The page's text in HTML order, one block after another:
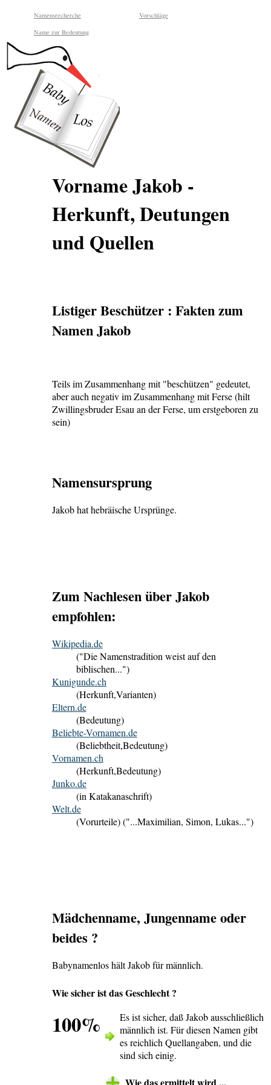
Namensrecherche Vorschläge
Name zur Bedeutung
Vorname Jakob -
Herkunft, Deutungen
und Quellen
Listiger Beschützer : Fakten zum
Namen Jakob
Teils im Zusammenhang mit "beschützen" gedeutet,
aber auch negativ im Zusammenhang mit Ferse (hilt
Zwillingsbruder Esau an der Ferse, um erstgeboren zu
sein)
Namensursprung
Jakob hat hebräische Ursprünge.
Zum Nachlesen über Jakob
empfohlen:
Wikipedia.de
("Die Namenstradition weist auf den
biblischen...")
Kunigunde.ch
(Herkunft,Varianten)
Eltern.de
(Bedeutung)
Beliebte-Vornamen.de
(Beliebtheit,Bedeutung)
Vornamen.ch
(Herkunft,Bedeutung)
Junko.de
(in Katakanaschrift)
Welt.de
(Vorurteile) ("...Maximilian, Simon, Lukas...")
Mädchenname, Jungenname oder
beides ?
Babynamenlos hält Jakob für männlich.
Wie sicher ist das Geschlecht ?
100%
Es ist sicher, daß Jakob ausschließlich
männlich ist. Für diesen Namen gibt
es reichlich Quellangaben, und die
sind sich einig.